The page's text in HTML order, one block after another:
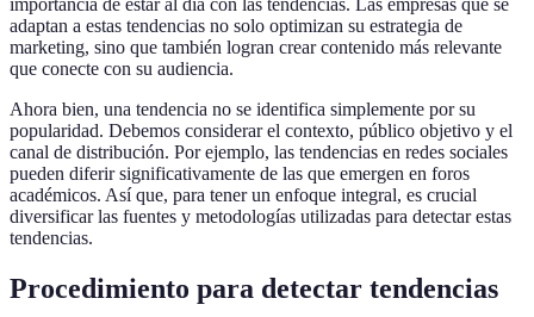
importancia de estar al día con las tendencias. Las empresas que se
adaptan a estas tendencias no solo optimizan su estrategia de
marketing, sino que también logran crear contenido más relevante
que conecte con su audiencia.
Ahora bien, una tendencia no se identifica simplemente por su
popularidad. Debemos considerar el contexto, público objetivo y el
canal de distribución. Por ejemplo, las tendencias en redes sociales
pueden diferir significativamente de las que emergen en foros
académicos. Así que, para tener un enfoque integral, es crucial
diversificar las fuentes y metodologías utilizadas para detectar estas
tendencias.
Procedimiento para detectar tendencias